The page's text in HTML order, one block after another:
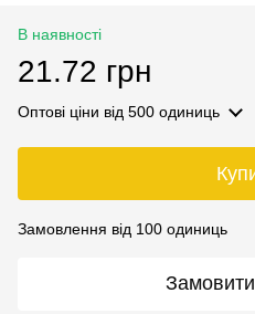
В наявності
21.72 грн
Оптові ціни від 500 одиниць
Замовлення від 100 одиниць